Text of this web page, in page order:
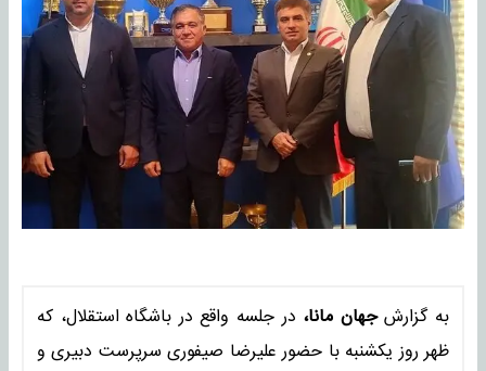
به گزارشجهان مانا، در جلسه واقع در باشگاه استقلال، که
ظهر روز یکشنبه با حضور علیرضا صیفوری سرپرست دبیری و